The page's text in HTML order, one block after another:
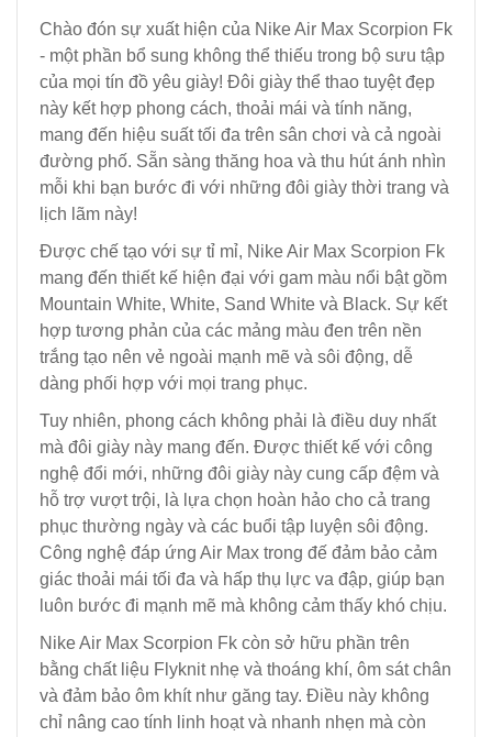
Chào đón sự xuất hiện của Nike Air Max Scorpion Fk
- một phần bổ sung không thể thiếu trong bộ sưu tập
của mọi tín đồ yêu giày! Đôi giày thể thao tuyệt đẹp
này kết hợp phong cách, thoải mái và tính năng,
mang đến hiệu suất tối đa trên sân chơi và cả ngoài
đường phố. Sẵn sàng thăng hoa và thu hút ánh nhìn
mỗi khi bạn bước đi với những đôi giày thời trang và
lịch lãm này!
Được chế tạo với sự tỉ mỉ, Nike Air Max Scorpion Fk
mang đến thiết kế hiện đại với gam màu nổi bật gồm
Mountain White, White, Sand White và Black. Sự kết
hợp tương phản của các mảng màu đen trên nền
trắng tạo nên vẻ ngoài mạnh mẽ và sôi động, dễ
dàng phối hợp với mọi trang phục.
Tuy nhiên, phong cách không phải là điều duy nhất
mà đôi giày này mang đến. Được thiết kế với công
nghệ đổi mới, những đôi giày này cung cấp đệm và
hỗ trợ vượt trội, là lựa chọn hoàn hảo cho cả trang
phục thường ngày và các buổi tập luyện sôi động.
Công nghệ đáp ứng Air Max trong đế đảm bảo cảm
giác thoải mái tối đa và hấp thụ lực va đập, giúp bạn
luôn bước đi mạnh mẽ mà không cảm thấy khó chịu.
Nike Air Max Scorpion Fk còn sở hữu phần trên
bằng chất liệu Flyknit nhẹ và thoáng khí, ôm sát chân
và đảm bảo ôm khít như găng tay. Điều này không
chỉ nâng cao tính linh hoạt và nhanh nhẹn mà còn